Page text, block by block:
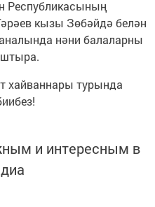
Республикасының
кызы Зөбәйдә белән
нәни балаларны
хайваннары турында
и интересным в